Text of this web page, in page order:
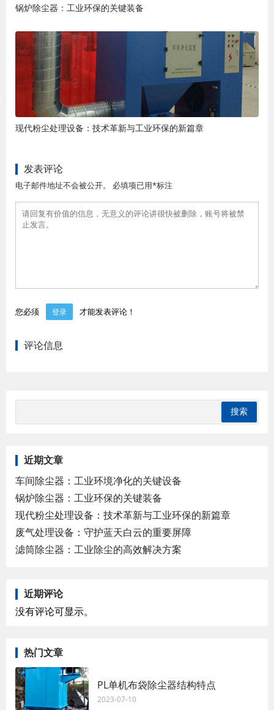
锅炉除尘器：工业环保的关键装备
现代粉尘处理设备：技术革新与工业环保的新篇章
发表评论
电子邮件地址不会被公开。 必填项已用*标注
您必须 登录 才能发表评论！
评论信息
近期文章
车间除尘器：工业环境净化的关键设备
锅炉除尘器：工业环保的关键装备
现代粉尘处理设备：技术革新与工业环保的新篇章
废气处理设备：守护蓝天白云的重要屏障
滤筒除尘器：工业除尘的高效解决方案
近期评论
没有评论可显示。
热门文章
PL单机布袋除尘器结构特点
2023-07-10